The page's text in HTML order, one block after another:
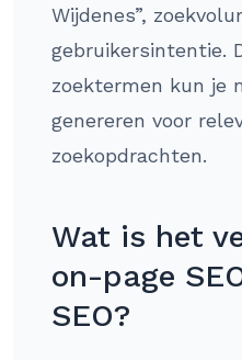
Wijdenes”,
gebruikersintentie.
zoektermen kun je
genereren voor
zoekopdrachten.
Wat is het
on-page
SEO?